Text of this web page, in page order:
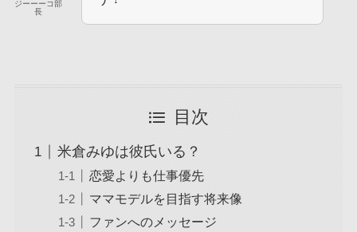
ジーーーコ部
長
目次
米倉みゆは彼氏いる？
恋愛よりも仕事優先
ママモデルを目指す将来像
ファンへのメッセージ